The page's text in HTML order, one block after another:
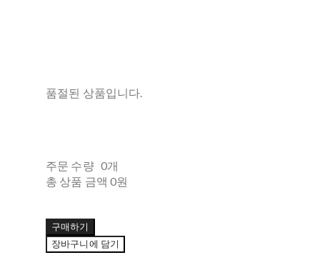
품절된 상품입니다.
주문 수량 0개
총 상품 금액 0원
구매하기
장바구니에 담기